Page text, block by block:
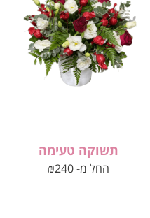
תשוקה טעימה
החל מ- ₪240